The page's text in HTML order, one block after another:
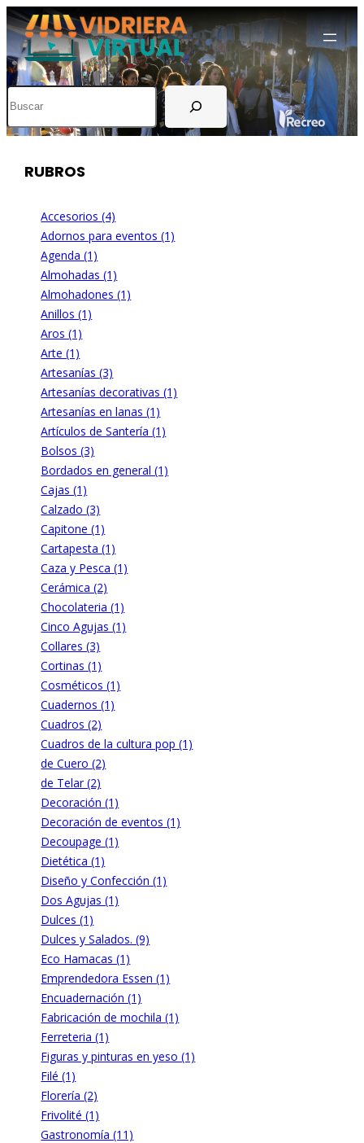
RUBROS
Accesorios (4)
Adornos para eventos (1)
Agenda (1)
Almohadas (1)
Almohadones (1)
Anillos (1)
Aros (1)
Arte (1)
Artesanías (3)
Artesanías decorativas (1)
Artesanías en lanas (1)
Artículos de Santería (1)
Bolsos (3)
Bordados en general (1)
Cajas (1)
Calzado (3)
Capitone (1)
Cartapesta (1)
Caza y Pesca (1)
Cerámica (2)
Chocolateria (1)
Cinco Agujas (1)
Collares (3)
Cortinas (1)
Cosméticos (1)
Cuadernos (1)
Cuadros (2)
Cuadros de la cultura pop (1)
de Cuero (2)
de Telar (2)
Decoración (1)
Decoración de eventos (1)
Decoupage (1)
Dietética (1)
Diseño y Confección (1)
Dos Agujas (1)
Dulces (1)
Dulces y Salados. (9)
Eco Hamacas (1)
Emprendedora Essen (1)
Encuadernación (1)
Fabricación de mochila (1)
Ferreteria (1)
Figuras y pinturas en yeso (1)
Filé (1)
Florería (2)
Frivolité (1)
Gastronomía (11)